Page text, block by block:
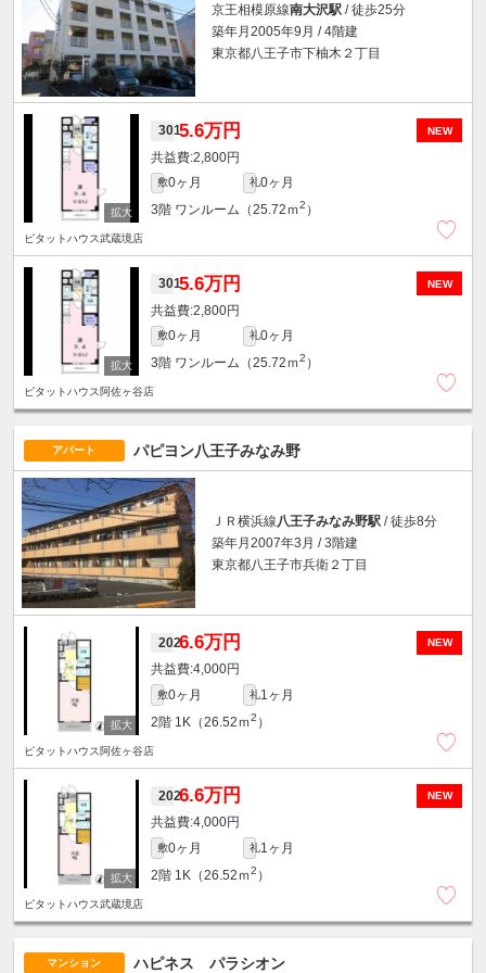
京王相模原線南大沢駅 / 徒歩25分
築年月2005年9月 / 4階建
東京都八王子市下柚木２丁目
NEW
3015.6万円
2,800円
敷0ヶ月 礼0ヶ月
3階 ワンルーム（25.72ｍ2 ）
ピタットハウス武蔵境店
NEW
3015.6万円
2,800円
敷0ヶ月 礼0ヶ月
3階 ワンルーム（25.72ｍ2 ）
ピタットハウス阿佐ヶ谷店
アパート パピヨン八王子みなみ野
ＪＲ横浜線八王子みなみ野駅 / 徒歩8分
築年月2007年3月 / 3階建
東京都八王子市兵衛２丁目
NEW
2026.6万円
4,000円
敷0ヶ月 礼1ヶ月
2階 1K（26.52ｍ2 ）
ピタットハウス阿佐ヶ谷店
NEW
2026.6万円
4,000円
敷0ヶ月 礼1ヶ月
2階 1K（26.52ｍ2 ）
ピタットハウス武蔵境店
マンション ハピネス パラシオン